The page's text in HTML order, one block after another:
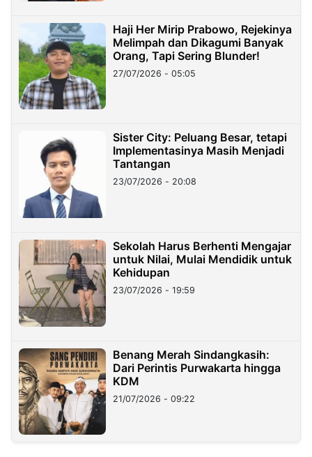
Haji Her Mirip Prabowo, Rejekinya
Melimpah dan Dikagumi Banyak
Orang, Tapi Sering Blunder!
27/07/2026 - 05:05
Sister City: Peluang Besar, tetapi
Implementasinya Masih Menjadi
Tantangan
23/07/2026 - 20:08
Sekolah Harus Berhenti Mengajar
untuk Nilai, Mulai Mendidik untuk
Kehidupan
23/07/2026 - 19:59
Benang Merah Sindangkasih:
Dari Perintis Purwakarta hingga
KDM
21/07/2026 - 09:22